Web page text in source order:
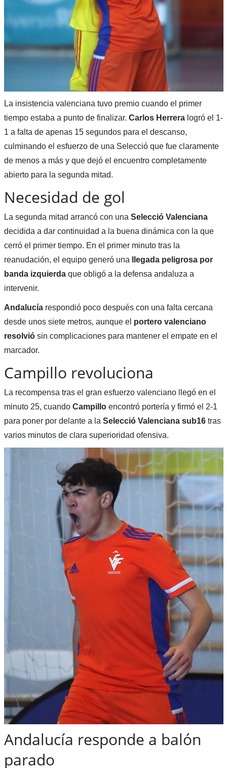
La insistencia valenciana tuvo premio cuando el primer
tiempo estaba a punto de finalizar. Carlos Herreralogró el 1-
1 a falta de apenas 15 segundos para el descanso,
culminando el esfuerzo de una Selecció que fue claramente
de menos a más y que dejó el encuentro completamente
abierto para la segunda mitad.
Necesidad de gol
La segunda mitad arrancó con una Selecció Valenciana
decidida a dar continuidad a la buena dinámica con la que
cerró el primer tiempo. En el primer minuto tras la
reanudación, el equipo generó una
llegada peligrosa por
banda izquierda que obligó a la defensa andaluza a
intervenir.
Andalucíarespondió poco después con una falta cercana
desde unos siete metros, aunque el portero valenciano
resolvió sin complicaciones para mantener el empate en el
marcador.
Campillo revoluciona
La recompensa tras el gran esfuerzo valenciano llegó en el
minuto 25, cuando Campilloencontró portería y firmó el 2-1
para poner por delante a la Selecció Valenciana sub16tras
varios minutos de clara superioridad ofensiva.
Andalucía responde a balón
parado